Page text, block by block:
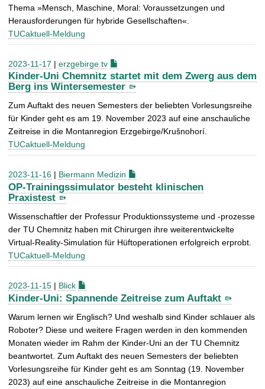
Thema »Mensch, Maschine, Moral: Voraussetzungen und
Herausforderungen für hybride Gesellschaften«.
TUCaktuell-Meldung
2023-11-17 | erzgebirge.tv
Kinder-Uni Chemnitz startet mit dem Zwerg aus dem
Berg ins Wintersemester
Zum Auftakt des neuen Semesters der beliebten Vorlesungsreihe
für Kinder geht es am 19. November 2023 auf eine anschauliche
Zeitreise in die Montanregion Erzgebirge/Krušnohorí.
TUCaktuell-Meldung
2023-11-16 | Biermann Medizin
OP-Trainingssimulator besteht klinischen
Praxistest
Wissenschaftler der Professur Produktionssysteme und -prozesse
der TU Chemnitz haben mit Chirurgen ihre weiterentwickelte
Virtual-Reality-Simulation für Hüftoperationen erfolgreich erprobt.
TUCaktuell-Meldung
2023-11-15 | Blick
Kinder-Uni: Spannende Zeitreise zum Auftakt
Warum lernen wir Englisch? Und weshalb sind Kinder schlauer als
Roboter? Diese und weitere Fragen werden in den kommenden
Monaten wieder im Rahm der Kinder-Uni an der TU Chemnitz
beantwortet. Zum Auftakt des neuen Semesters der beliebten
Vorlesungsreihe für Kinder geht es am Sonntag (19. November
2023) auf eine anschauliche Zeitreise in die Montanregion